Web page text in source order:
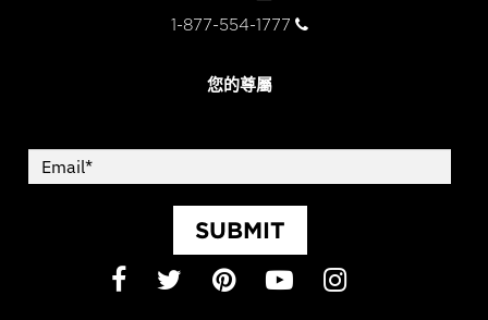
1-877-554-1777
您的尊屬
SUBMIT
Facebook
TwitterPinterest
YouTubeInstagram